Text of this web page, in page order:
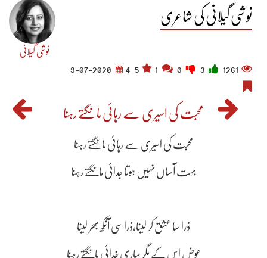
نوشی گیلانی کی شاعری
نوشی گیلانی
1261
4.5
9-07-2020
محبت کی اسیری سے رہائی مانگتے رہنا
محبت کی اسیری سے رہائی مانگتے رہنا
بہت آساں نہیں ہوتا جدائی مانگتے رہنا
ذرا سا عشق کر لینا،ذرا سی آنکھ بھر لینا
عوض اِس کے مگر ساری خدائی مانگتے رہنا